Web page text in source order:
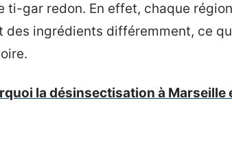
ti-gar redon. En effet, chaque
des ingrédients différemment, ce
la désinsectisation à